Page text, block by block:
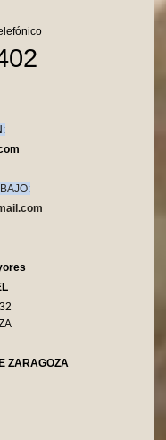
ZARAGOZA